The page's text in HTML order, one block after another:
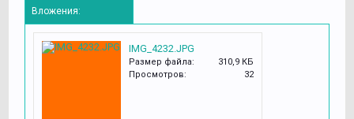
Вложения:
IMG_4232.JPG
Размер файла:
310,9 КБ
Просмотров:
32